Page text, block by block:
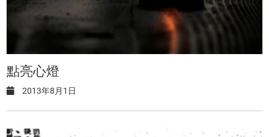
點亮心燈
2013年8月1日